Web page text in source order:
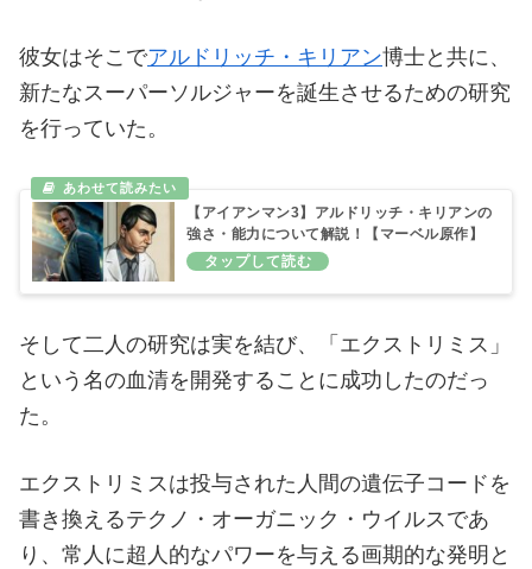
彼女はそこでアルドリッチ・キリアン博士と共に、
新たなスーパーソルジャーを誕生させるための研究
を行っていた。
【アイアンマン3】アルドリッチ・キリアンの
強さ・能力について解説！【マーベル原作】
そして二人の研究は実を結び、「エクストリミス」
という名の血清を開発することに成功したのだっ
た。
エクストリミスは投与された人間の遺伝子コードを
書き換えるテクノ・オーガニック・ウイルスであ
り、常人に超人的なパワーを与える画期的な発明と